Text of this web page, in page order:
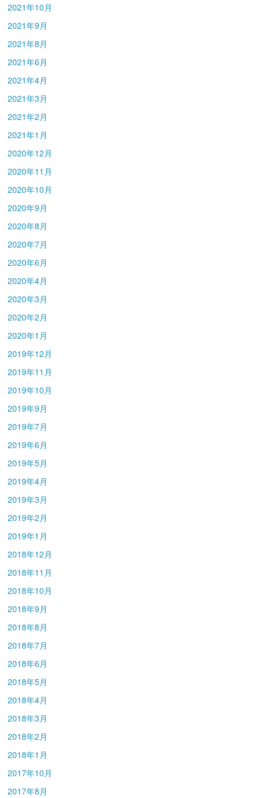
2021年10月
2021年9月
2021年8月
2021年6月
2021年4月
2021年3月
2021年2月
2021年1月
2020年12月
2020年11月
2020年10月
2020年9月
2020年8月
2020年7月
2020年6月
2020年4月
2020年3月
2020年2月
2020年1月
2019年12月
2019年11月
2019年10月
2019年9月
2019年7月
2019年6月
2019年5月
2019年4月
2019年3月
2019年2月
2019年1月
2018年12月
2018年11月
2018年10月
2018年9月
2018年8月
2018年7月
2018年6月
2018年5月
2018年4月
2018年3月
2018年2月
2018年1月
2017年10月
2017年8月